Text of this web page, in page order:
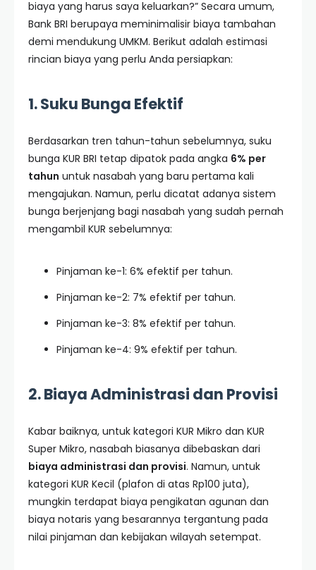
biaya yang harus saya keluarkan?” Secara umum,
Bank BRI berupaya meminimalisir biaya tambahan
demi mendukung UMKM. Berikut adalah estimasi
rincian biaya yang perlu Anda persiapkan:
1. Suku Bunga Efektif
Berdasarkan tren tahun-tahun sebelumnya, suku
bunga KUR BRI tetap dipatok pada angka 6% per
tahun untuk nasabah yang baru pertama kali
mengajukan. Namun, perlu dicatat adanya sistem
bunga berjenjang bagi nasabah yang sudah pernah
mengambil KUR sebelumnya:
Pinjaman ke-1: 6% efektif per tahun.
Pinjaman ke-2: 7% efektif per tahun.
Pinjaman ke-3: 8% efektif per tahun.
Pinjaman ke-4: 9% efektif per tahun.
2. Biaya Administrasi dan Provisi
Kabar baiknya, untuk kategori KUR Mikro dan KUR
Super Mikro, nasabah biasanya dibebaskan dari
biaya administrasi dan provisi. Namun, untuk
kategori KUR Kecil (plafon di atas Rp100 juta),
mungkin terdapat biaya pengikatan agunan dan
biaya notaris yang besarannya tergantung pada
nilai pinjaman dan kebijakan wilayah setempat.